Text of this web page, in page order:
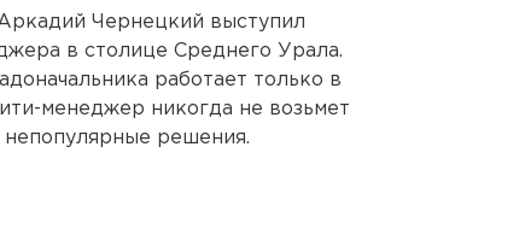
Чернецкий выступил
в столице Среднего Урала.
работает только в
менеджер никогда не возьмет
непопулярные решения.